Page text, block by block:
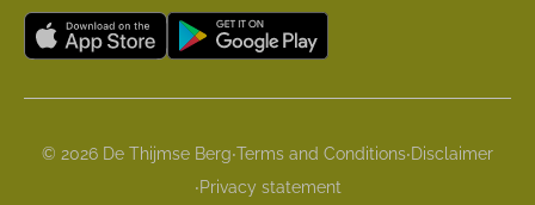
© 2026 De Thijmse Berg·Terms and Conditions·Disclaimer
·Privacy statement